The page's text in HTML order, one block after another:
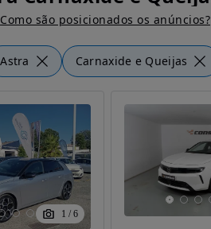
Como são posicionados os anúncios?
Astra Carnaxide e Queijas
1 / 6